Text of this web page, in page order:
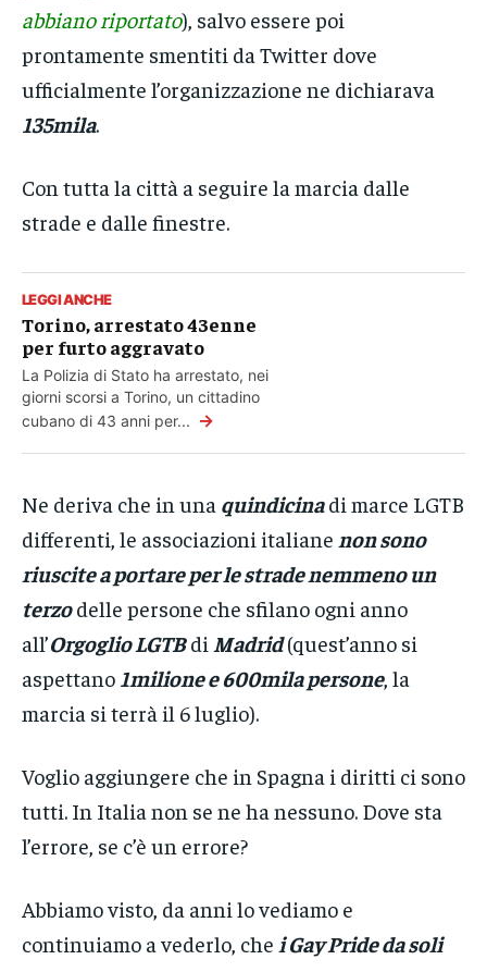
abbiano riportato), salvo essere poi
prontamente smentiti da Twitter dove
ufficialmente l’organizzazione ne dichiarava
135mila.
Con tutta la città a seguire la marcia dalle
strade e dalle finestre.
LEGGI ANCHE
Torino, arrestato 43enne
per furto aggravato
La Polizia di Stato ha arrestato, nei
giorni scorsi a Torino, un cittadino
cubano di 43 anni per... →
Ne deriva che in una quindicinadi marce LGTB
differenti, le associazioni italiane non sono
riuscite a portare per le strade nemmeno un
terzodelle persone che sfilano ogni anno
all’Orgoglio LGTBdi Madrid(quest’anno si
aspettano 1milione e 600mila persone, la
marcia si terrà il 6 luglio).
Voglio aggiungere che in Spagna i diritti ci sono
tutti. In Italia non se ne ha nessuno. Dove sta
l’errore, se c’è un errore?
Abbiamo visto, da anni lo vediamo e
continuiamo a vederlo, che i Gay Pride da soli